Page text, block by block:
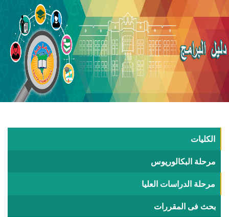
الكليات
مرحلة البكالوريوس
مرحلة الدراسات العليا
بحث فى المقررات